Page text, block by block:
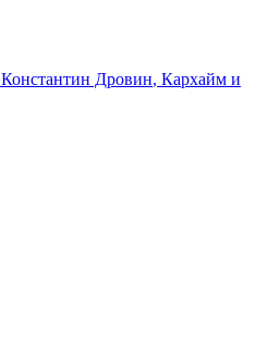
Константин Дровин, Кархайм и